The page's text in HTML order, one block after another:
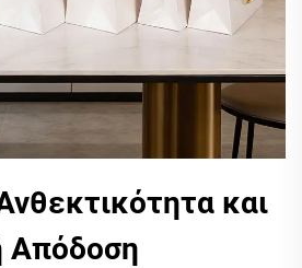
και
Απόδοση